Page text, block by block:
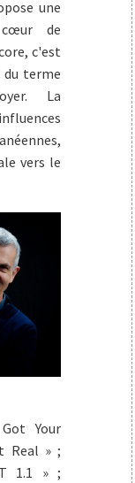
une
de
c'est
terme
La
vers le
Your
Real » ;
1.1 » ;